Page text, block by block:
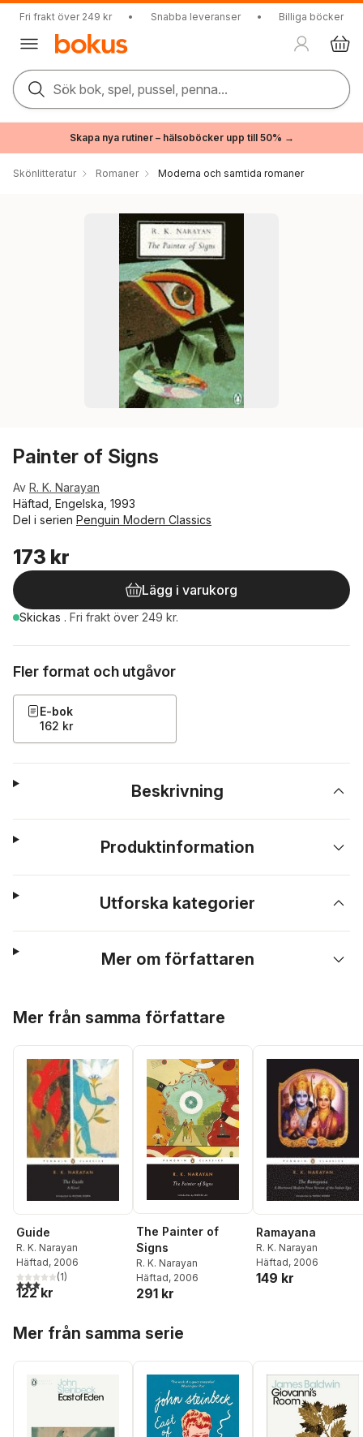
Fri frakt över 249 kr • Snabba leveranser • Billiga böcker
Sök bok, spel, pussel, penna...
Skapa nya rutiner – hälsoböcker upp till 50% →
Skönlitteratur Romaner Moderna och samtida romaner
Painter of Signs
Av R. K. Narayan
Häftad, Engelska, 1993
Del i serien Penguin Modern Classics
173 kr
Lägg i varukorg
Skickas . Fri frakt över 249 kr.
Fler format och utgåvor
E-bok
162 kr
Beskrivning
Produktinformation
Utforska kategorier
Mer om författaren
Mer från samma författare
Guide
R. K. Narayan
Häftad, 2006
3,0utav 5 stjärnor. Totalt antal röster:
(1)
122 kr
The Painter of
Signs
R. K. Narayan
Häftad, 2006
291 kr
Ramayana
R. K. Narayan
Häftad, 2006
149 kr
Mer från samma serie